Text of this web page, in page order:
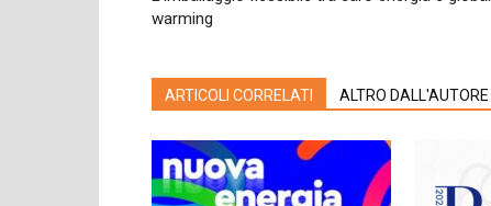
warming
ARTICOLI CORRELATI ALTRO DALL'AUTORE